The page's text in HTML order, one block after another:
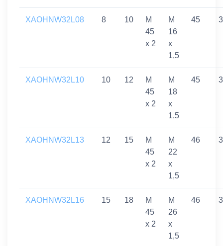
XAOHNW32L08 8 10
M
45
x 2
M
16
x
1,5
45
XAOHNW32L10 10 12
M
45
x 2
M
18
x
1,5
45
XAOHNW32L13 12 15
M
45
x 2
M
22
x
1,5
46
XAOHNW32L16 15 18
M
45
x 2
M
26
x
1,5
46